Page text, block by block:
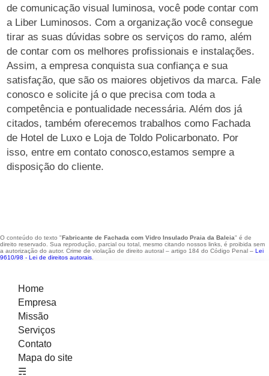
de comunicação visual luminosa, você pode contar com
a Liber Luminosos. Com a organização você consegue
tirar as suas dúvidas sobre os serviços do ramo, além
de contar com os melhores profissionais e instalações.
Assim, a empresa conquista sua confiança e sua
satisfação, que são os maiores objetivos da marca. Fale
conosco e solicite já o que precisa com toda a
competência e pontualidade necessária. Além dos já
citados, também oferecemos trabalhos como Fachada
de Hotel de Luxo e Loja de Toldo Policarbonato. Por
isso, entre em contato conosco,estamos sempre a
disposição do cliente.
O conteúdo do texto "Fabricante de Fachada com Vidro Insulado Praia da Baleia" é de
direito reservado. Sua reprodução, parcial ou total, mesmo citando nossos links, é proibida sem
a autorização do autor. Crime de violação de direito autoral – artigo 184 do Código Penal – Lei
9610/98 - Lei de direitos autorais
Home
Empresa
Missão
Serviços
Contato
Mapa do site
☴